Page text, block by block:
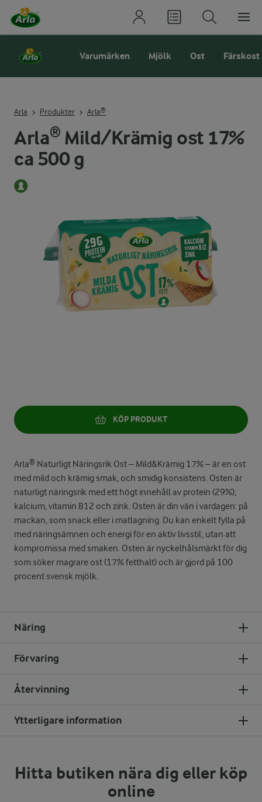
Varumärken Mjölk Ost Färskost
Arla Produkter Arla®
Arla® Mild/Krämig ost 17%
ca 500 g
KÖP PRODUKT
Arla® Naturligt Näringsrik Ost – Mild&Krämig 17% – är en ost
med mild och krämig smak, och smidig konsistens. Osten är
naturligt näringsrik med ett högt innehåll av protein (29%),
kalcium, vitamin B12 och zink. Osten är din vän i vardagen: på
mackan, som snack eller i matlagning. Du kan enkelt fylla på
med näringsämnen och energi för en aktiv livsstil, utan att
kompromissa med smaken. Osten är nyckelhålsmärkt för dig
som söker magrare ost (17% fetthalt) och är gjord på 100
procent svensk mjölk.
Näring
Förvaring
Återvinning
Ytterligare information
Hitta butiken nära dig eller köp
online